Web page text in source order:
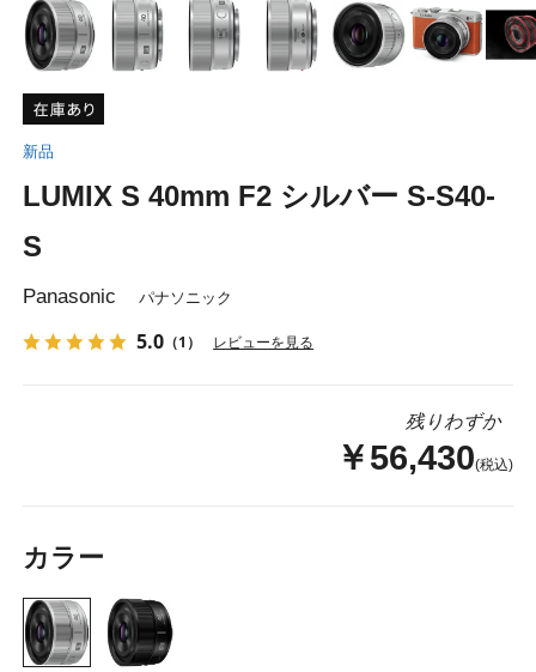
新品
LUMIX S 40mm F2 シルバー S-S40-
S
Panasonic パナソニック
5.0 （1） レビューを見る
残りわずか
￥56,430(税込)
カラー